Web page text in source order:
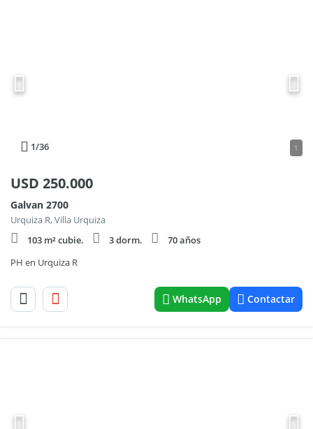
1/36 1
USD 250.000
Galvan 2700
Urquiza R, Villa Urquiza
103 m² cubie.
3 dorm.
70 años
PH en Urquiza R
WhatsApp Contactar